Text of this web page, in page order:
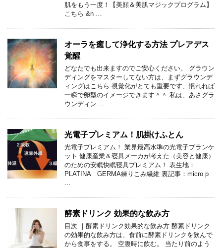
肌をもう一度！【美顔＆美肌マジックプログラム】
こちら &n …
オーラを癒して浄化する方法 プレアデス
覚醒
どなたでも出来ますのでご安心ください。 グラウン
ディングをマスターしてない方は、まずグラウンデ
ィングはこちら 視覚化がとても重要です、慣れれば
一瞬で卵型のイメージできます＾＾ 私は、あさグラ
ウンディン …
光電子プレミアム！肌掛けふとん
光電子プレミアム！ 業界最高水準の光電子ブランケ
ット 健康産業＆寝具メーカが考えた（美容と健康）
のための安眠快眠寝具プレミアム！ 表生地：
PLATINA GERMA練りこみ繊維 裏記事：micro p
酵素ドリンク 効果的な飲み方
目次 ｜酵素ドリンク効果的な飲み方 酵素ドリンク
の効果的な飲み方は、食前に酵素ドリンクを飲んで
から食事をする。 空腹時に飲む。 当たり前のよう